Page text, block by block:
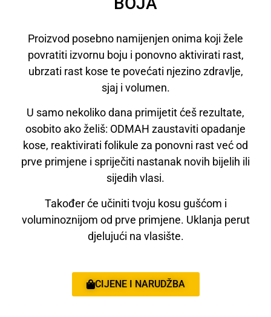
Proizvod posebno namijenjen onima koji žele
povratiti izvornu boju i ponovno aktivirati rast,
ubrzati rast kose te povećati njezino zdravlje,
sjaj i volumen.
U samo nekoliko dana primijetit ćeš rezultate,
osobito ako želiš: ODMAH zaustaviti opadanje
kose, reaktivirati folikule za ponovni rast već od
prve primjene i spriječiti nastanak novih bijelih ili
sijedih vlasi.
Također će učiniti tvoju kosu gušćom i
voluminoznijom od prve primjene. Uklanja perut
djelujući na vlasište.
CIJENE I NARUDŽBA